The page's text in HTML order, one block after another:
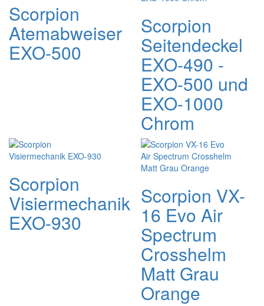
Scorpion
Atemabweiser
EXO-500
Scorpion
Seitendeckel
EXO-490 -
EXO-500 und
EXO-1000
Chrom
Scorpion
Visiermechanik
EXO-930
Scorpion VX-
16 Evo Air
Spectrum
Crosshelm
Matt Grau
Orange